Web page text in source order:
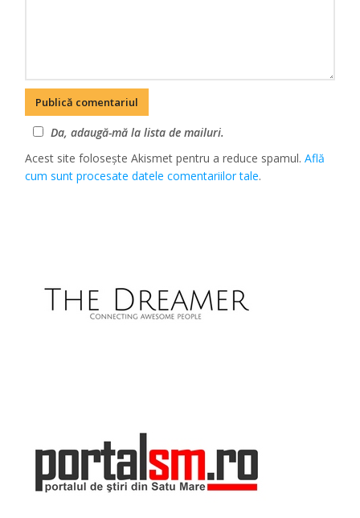
Da, adaugă-mă la lista de mailuri.
Acest site folosește Akismet pentru a reduce spamul.Află
cum sunt procesate datele comentariilor tale.